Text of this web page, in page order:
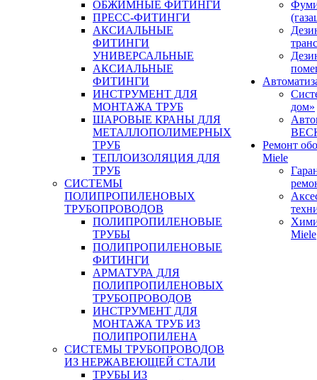
ОБЖИМНЫЕ ФИТИНГИ
ПРЕСС-ФИТИНГИ
АКСИАЛЬНЫЕ
ФИТИНГИ
УНИВЕРСАЛЬНЫЕ
АКСИАЛЬНЫЕ
ФИТИНГИ
ИНСТРУМЕНТ ДЛЯ
МОНТАЖА ТРУБ
ШАРОВЫЕ КРАНЫ ДЛЯ
МЕТАЛЛОПОЛИМЕРНЫХ
ТРУБ
ТЕПЛОИЗОЛЯЦИЯ ДЛЯ
ТРУБ
СИСТЕМЫ
ПОЛИПРОПИЛЕНОВЫХ
ТРУБОПРОВОДОВ
ПОЛИПРОПИЛЕНОВЫЕ
ТРУБЫ
ПОЛИПРОПИЛЕНОВЫЕ
ФИТИНГИ
АРМАТУРА ДЛЯ
ПОЛИПРОПИЛЕНОВЫХ
ТРУБОПРОВОДОВ
ИНСТРУМЕНТ ДЛЯ
МОНТАЖА ТРУБ ИЗ
ПОЛИПРОПИЛЕНА
СИСТЕМЫ ТРУБОПРОВОДОВ
ИЗ НЕРЖАВЕЮЩЕЙ СТАЛИ
ТРУБЫ ИЗ
дом»
Ремонт
Miele
Miele